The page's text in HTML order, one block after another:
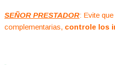
SEÑOR PRESTADOR: Evite
complementarias, controle los